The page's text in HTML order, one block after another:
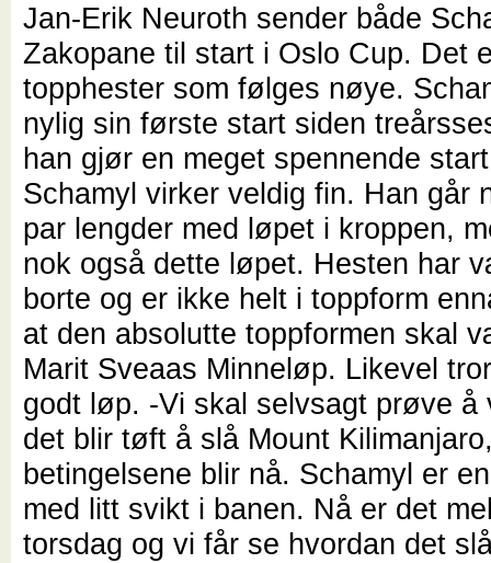
Jan-Erik Neuroth sender både
Zakopane til start i Oslo Cup. Det
topphester som følges nøye.
nylig sin første start siden
han gjør en meget spennende
Schamyl virker veldig fin. Han går
par lengder med løpet i kroppen,
nok også dette løpet. Hesten har
borte og er ikke helt i toppform
at den absolutte toppformen skal
Marit Sveaas Minneløp. Likevel
godt løp. -Vi skal selvsagt prøve å
det blir tøft å slå Mount
betingelsene blir nå. Schamyl er
med litt svikt i banen. Nå er det
torsdag og vi får se hvordan det